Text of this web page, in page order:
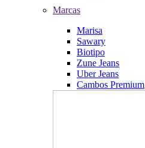
Marcas
Marisa
Sawary
Biotipo
Zune Jeans
Uber Jeans
Cambos Premium